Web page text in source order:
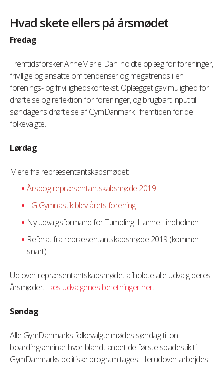
Hvad skete ellers på årsmødet
Fredag
Fremtidsforsker AnneMarie Dahl holdte oplæg for foreninger,
frivillige og ansatte om tendenser og megatrends i en
forenings- og frivillighedskontekst. Oplægget gav mulighed for
drøftelse og reflektion for foreninger, og brugbart input til
søndagens drøftelse af GymDanmark i fremtiden for de
folkevalgte.
Lørdag
Mere fra repræsentantskabsmødet:
Årsbog repræsentantskabsmøde 2019
LG Gymnastik blev årets forening
Ny udvalgsformand for Tumbling: Hanne Lindholmer
Referat fra repræsentantskabsmøde 2019 (kommer
snart)
Ud over repræsentantskabsmødet afholdte alle udvalg deres
årsmøder. Læs udvalgenes beretninger her.
Søndag
Alle GymDanmarks folkevalgte mødes søndag til on-
boardingseminar hvor blandt andet de første spadestik til
GymDanmarks politiske program tages. Herudover arbejdes